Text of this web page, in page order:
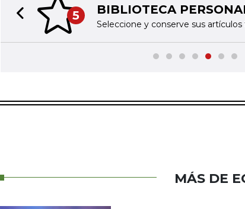
5 BIBLIOTECA
Seleccione y conserve sus artículos
Previous slide
MÁS DE